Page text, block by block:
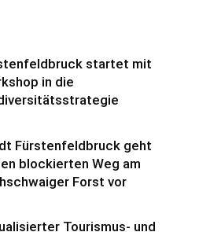
startet mit
in die
Fürstenfeldbruck geht
blockierten Weg am
Forst vor
Tourismus- und